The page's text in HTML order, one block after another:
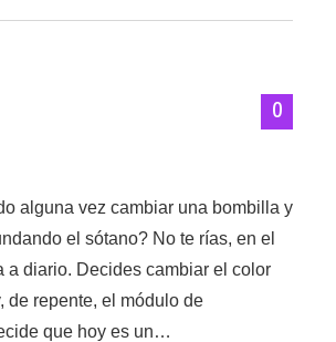
0
alguna vez cambiar una bombilla y
el sótano? No te rías, en el
a diario. Decides cambiar el color
de repente, el módulo de
que hoy es un…